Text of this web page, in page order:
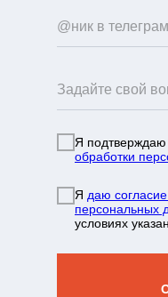
Я
обработки
Я даю
персональных
условиях
+7 931